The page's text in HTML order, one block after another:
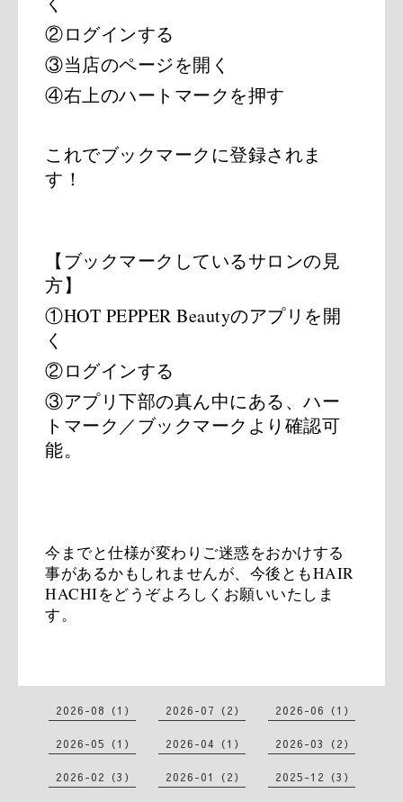
②ログインする
③当店のページを開く
④右上のハートマークを押す
これでブックマークに登録されま
す！
【ブックマークしているサロンの見
方】
①HOT PEPPER Beautyのアプリを開
く
②ログインする
③アプリ下部の真ん中にある、ハー
トマーク／ブックマークより 確認可
能。
今までと仕様が変わりご迷惑をおかけする
事があるかもしれませんが、 今後ともHAIR
HACHIをどうぞよろしくお願いいたしま
す。
2026-08（1） 2026-07（2） 2026-06（1）
2026-05（1） 2026-04（1） 2026-03（2）
2026-02（3） 2026-01（2） 2025-12（3）